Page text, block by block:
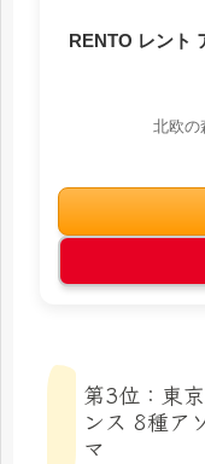
RENTO レント
北欧の
第3位：東
ンス 8種ア
マ